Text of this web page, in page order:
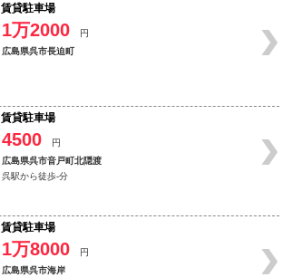
賃貸駐車場
1万2000
円
広島県呉市長迫町
賃貸駐車場
4500
円
広島県呉市音戸町北隠渡
呉駅から徒歩-分
賃貸駐車場
1万8000
円
広島県呉市海岸